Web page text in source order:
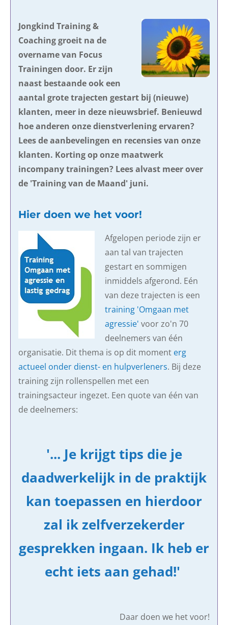
Jongkind Training &
Coaching groeit na de
overname van Focus
Trainingen door. Er zijn
naast bestaande ook een
aantal grote trajecten gestart bij (nieuwe)
klanten, meer in deze nieuwsbrief. Benieuwd
hoe anderen onze dienstverlening ervaren?
Lees de aanbevelingen en recensies van onze
klanten. Korting op onze maatwerk
incompany trainingen? Lees alvast meer over
de 'Training van de Maand' juni.
Hier doen we het voor!
Afgelopen periode zijn er
aan tal van trajecten
gestart en sommigen
inmiddels afgerond. Eén
van deze trajecten is een
training 'Omgaan met
agressie' voor zo'n 70
deelnemers van één
organisatie. Dit thema is op dit moment erg
actueel onder dienst- en hulpverleners. Bij deze
training zijn rollenspellen met een
trainingsacteur ingezet. Een quote van één van
de deelnemers:
'... Je krijgt tips die je
daadwerkelijk in de praktijk
kan toepassen en hierdoor
zal ik zelfverzekerder
gesprekken ingaan. Ik heb er
echt iets aan gehad!'
Daar doen we het voor!